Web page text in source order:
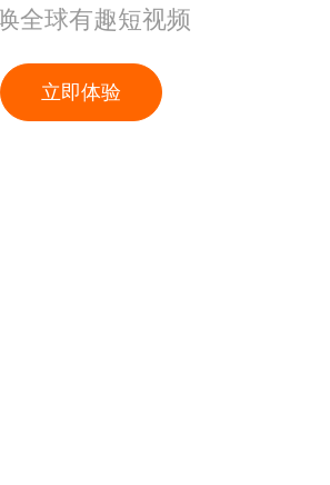
全球有趣短视频
立即体验